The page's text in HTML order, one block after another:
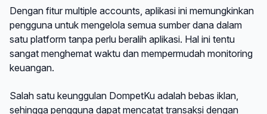
Dengan fitur multiple accounts, aplikasi ini memungkinkan
pengguna untuk mengelola semua sumber dana dalam
satu platform tanpa perlu beralih aplikasi. Hal ini tentu
sangat menghemat waktu dan mempermudah monitoring
keuangan.
Salah satu keunggulan DompetKu adalah bebas iklan,
sehingga pengguna dapat mencatat transaksi dengan